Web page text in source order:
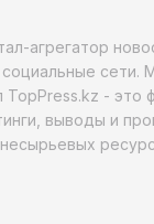
агрегатор
сети.
- это
выводы и